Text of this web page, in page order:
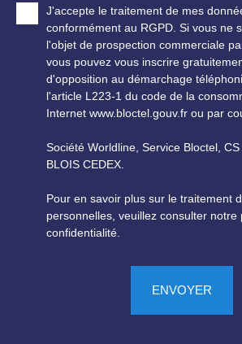
J'accepte le traitement de mes
conformément au RGPD. Si vous ne
l'objet de prospection commerciale
vous pouvez vous inscrire
d'opposition au démarchage
l'article L223-1 du code de la
Internet www.bloctel.gouv.fr ou par
Société Worldline, Service Bloctel,
BLOIS CEDEX.
Pour en savoir plus sur le traitement
personnelles, veuillez consulter notre
confidentialité.
ENVOYER